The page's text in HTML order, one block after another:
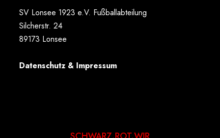
SV Lonsee 1923 e.V. Fußballabteilung
Silcherstr. 24
89173 Lonsee
Datenschutz & Impressum